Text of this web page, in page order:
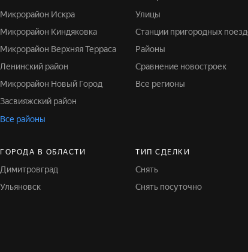
Микрорайон Искра
Микрорайон Киндяковка
Микрорайон Верхняя Терраса
Ленинский район
Микрорайон Новый Город
Засвияжский район
Все районы
Улицы
Станции пригородных
Районы
Сравнение новостроек
Все регионы
ГОРОДА В ОБЛАСТИ
Димитровград
Ульяновск
ТИП СДЕЛКИ
Снять
Снять посуточно